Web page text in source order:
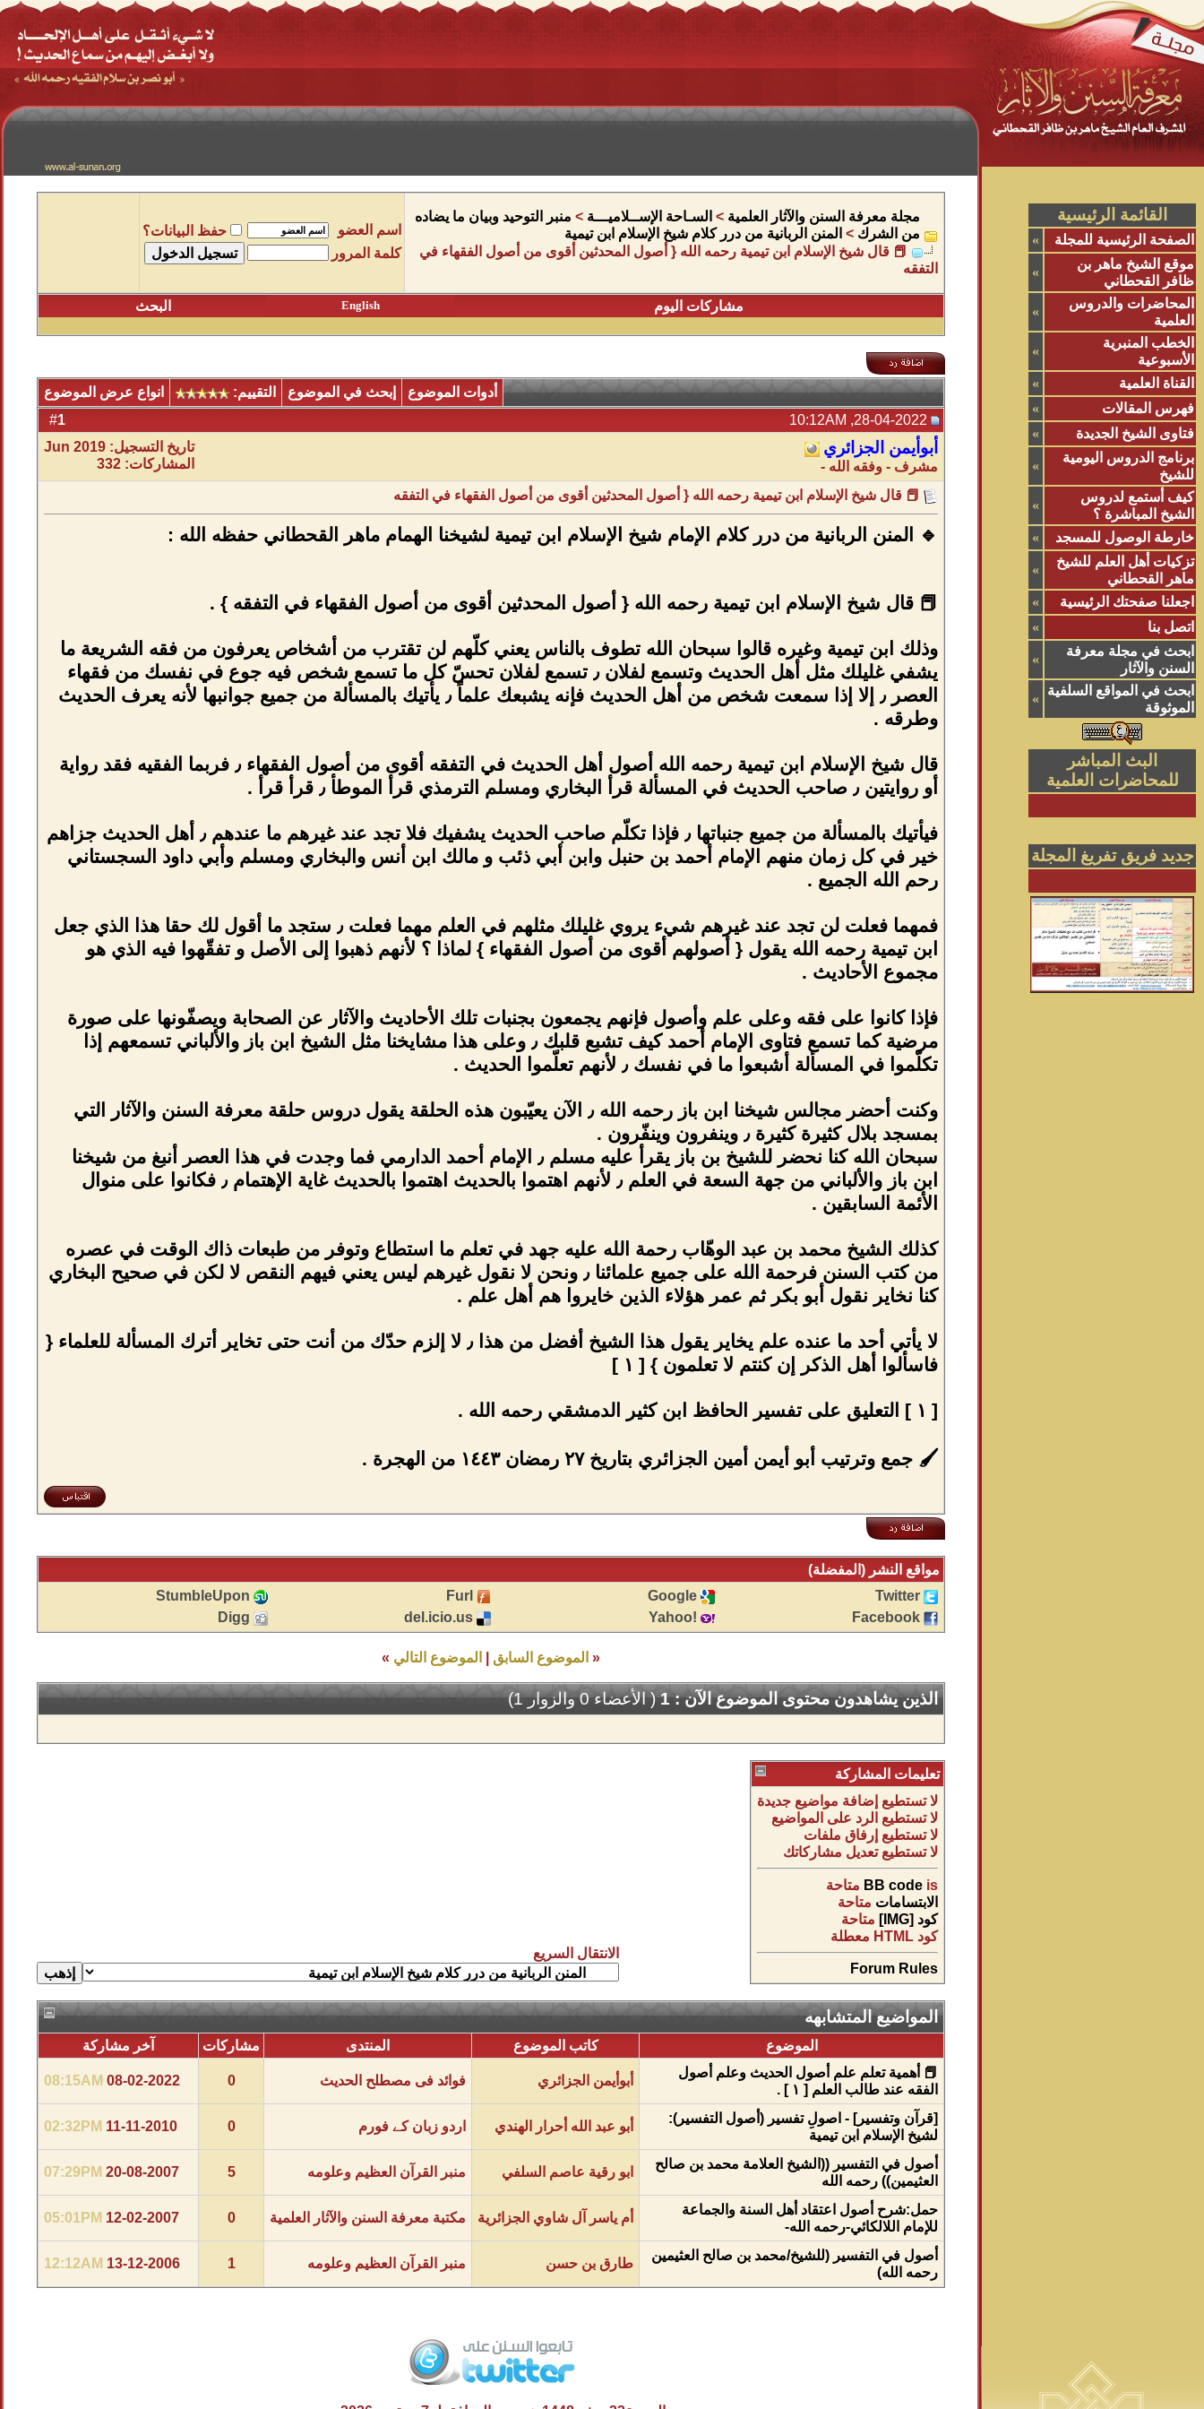
القائمة الرئيسية
الصفحة الرئيسية للمجلة
»
موقع الشيخ ماهر بن
ظافر القحطاني
»
المحاضرات والدروس
العلمية
»
الخطب المنبرية
الأسبوعية
»
القناة العلمية
»
فهرس المقالات
»
فتاوى الشيخ الجديدة
»
برنامج الدروس اليومية
للشيخ
»
كيف أستمع لدروس
الشيخ المباشرة ؟
»
خارطة الوصول للمسجد
»
تزكيات أهل العلم للشيخ
ماهر القحطاني
»
اجعلنا صفحتك الرئيسية
»
اتصل بنا
»
ابحث في مجلة معرفة
السنن والآثار
»
ابحث في المواقع السلفية
الموثوقة
»
البث المباشر
للمحاضرات العلمية
جديد فريق تفريغ المجلة
مجلة معرفة السنن والآثار العلمية > السـاحة الإســلاميـــة > منبر التوحيد وبيان ما يضاده
من الشرك > المنن الربانية من درر كلام شيخ الإسلام ابن تيمية
📕 قال شيخ الإسلام ابن تيمية رحمه الله { أصول المحدثين أقوى من أصول الفقهاء في
التفقه
اسم العضو
حفظ البيانات؟
كلمة المرور
مشاركات اليوم English البحث
أدوات الموضوع إبحث في الموضوع التقييم:
انواع عرض الموضوع
1
أبوأيمن الجزائري
مشرف - وفقه الله -
تاريخ التسجيل: Jun 2019
المشاركات: 332
📕 قال شيخ الإسلام ابن تيمية رحمه الله { أصول المحدثين أقوى من أصول الفقهاء في التفقه
🔹 المنن الربانية من درر كلام الإمام شيخ الإسلام ابن تيمية لشيخنا الهمام ماهر القحطاني حفظه الله :
📕 قال شيخ الإسلام ابن تيمية رحمه الله { أصول المحدثين أقوى من أصول الفقهاء في التفقه } .
وذلك ابن تيمية وغيره قالوا سبحان الله تطوف بالناس يعني كلّهم لن تقترب من أشخاص يعرفون من فقه الشريعة ما
يشفي غليلك مثل أهل الحديث وتسمع لفلان ٫ تسمع لفلان تحسّ كل ما تسمع شخص فيه جوع في نفسك من فقهاء
العصر ٫ إلا إذا سمعت شخص من أهل الحديث فإنه يشبعك علماً ٫ يأتيك بالمسألة من جميع جوانبها لأنه يعرف الحديث
وطرقه .
قال شيخ الإسلام ابن تيمية رحمه الله أصول أهل الحديث في التفقه أقوى من أصول الفقهاء ٫ فربما الفقيه فقد رواية
أو روايتين ٫ صاحب الحديث في المسألة قرأ البخاري ومسلم الترمذي قرأ الموطأ ٫ قرأ قرأ .
فيأتيك بالمسألة من جميع جنباتها ٫ فإذا تكلّم صاحب الحديث يشفيك فلا تجد عند غيرهم ما عندهم ٫ أهل الحديث جزاهم
خير في كل زمان منهم الإمام أحمد بن حنبل وابن أبي ذئب و مالك ابن أنس والبخاري ومسلم وأبي داود السجستاني
رحم الله الجميع .
فمهما فعلت لن تجد عند غيرهم شيء يروي غليلك مثلهم في العلم مهما فعلت ٫ ستجد ما أقول لك حقا هذا الذي جعل
ابن تيمية رحمه الله يقول { أصولهم أقوى من أصول الفقهاء } لماذا ؟ لأنهم ذهبوا إلى الأصل و تفقّهوا فيه الذي هو
مجموع الأحاديث .
فإذا كانوا على فقه وعلى علم وأصول فإنهم يجمعون بجنبات تلك الأحاديث والآثار عن الصحابة ويصفّونها على صورة
مرضية كما تسمع فتاوى الإمام أحمد كيف تشبع قلبك ٫ وعلى هذا مشايخنا مثل الشيخ ابن باز والألباني تسمعهم إذا
تكلّموا في المسألة أشبعوا ما في نفسك ٫ لأنهم تعلّموا الحديث .
وكنت أحضر مجالس شيخنا ابن باز رحمه الله ٫ الآن يعيّبون هذه الحلقة يقول دروس حلقة معرفة السنن والآثار التي
بمسجد بلال كثيرة كثيرة ٫ وينفرون وينفّرون .
سبحان الله كنا نحضر للشيخ بن باز يقرأ عليه مسلم ٫ الإمام أحمد الدارمي فما وجدت في هذا العصر أنبغ من شيخنا
ابن باز والألباني من جهة السعة في العلم ٫ لأنهم اهتموا بالحديث اهتموا بالحديث غاية الإهتمام ٫ فكانوا على منوال
الأئمة السابقين .
كذلك الشيخ محمد بن عبد الوهّاب رحمة الله عليه جهد في تعلم ما استطاع وتوفر من طبعات ذاك الوقت في عصره
من كتب السنن فرحمة الله على جميع علمائنا ٫ ونحن لا نقول غيرهم ليس يعني فيهم النقص لا لكن في صحيح البخاري
كنا نخاير نقول أبو بكر ثم عمر هؤلاء الذين خايروا هم أهل علم .
لا يأتي أحد ما عنده علم يخاير يقول هذا الشيخ أفضل من هذا ٫ لا إلزم حدّك من أنت حتى تخاير أترك المسألة للعلماء {
فاسألوا أهل الذكر إن كنتم لا تعلمون } [ ١ ]
[ ١ ] التعليق على تفسير الحافظ ابن كثير الدمشقي رحمه الله .
🖌 جمع وترتيب أبو أيمن أمين الجزائري بتاريخ ٢٧ رمضان ١٤٤٣ من الهجرة .
مواقع النشر (المفضلة)
Twitter
Google
Furl
StumbleUpon
Facebook
!Yahoo
del.icio.us
Digg
« الموضوع السابق الموضوع التالي »
الذين يشاهدون محتوى الموضوع الآن : 1 ( الأعضاء 0 والزوار 1)
تعليمات المشاركة
لا تستطيع إضافة مواضيع جديدة
لا تستطيع الرد على المواضيع
لا تستطيع إرفاق ملفات
لا تستطيع تعديل مشاركاتك
BB code is
متاحة
الابتسامات متاحة
كود [IMG]
متاحة
كود HTML
معطلة
Forum Rules
الانتقال السريع
المواضيع المتشابهه
الموضوع كاتب الموضوع المنتدى مشاركات
آخر مشاركة
📕 أهمية تعلم علم أصول الحديث وعلم أصول
الفقه عند طالب العلم [ ١ ] .
أبوأيمن الجزائري فوائد فى مصطلح الحديث 0
08-02-2022
08:15AM
[قرآن وتفسير] - اصولِ تفسير (أصول التفسير):
لشيخ الإسلام ابن تيمية
أبو عبد الله أحرار الهندي اردو زبان کے فورم 0
11-11-2010
02:32PM
أصول في التفسير ((الشيخ العلامة محمد بن صالح
العثيمين)) رحمه الله
ابو رقية عاصم السلفي منبر القرآن العظيم وعلومه 5
20-08-2007
07:29PM
حمل:شرح أصول اعتقاد أهل السنة والجماعة
للإمام اللالكائي-رحمه الله-
أم ياسر آل شاوي الجزائرية مكتبة معرفة السنن والآثار العلمية 0
12-02-2007
05:01PM
أصول في التفسير (للشيخ/محمد بن صالح العثيمين
رحمه الله)
طارق بن حسن منبر القرآن العظيم وعلومه 1
13-12-2006
12:12AM